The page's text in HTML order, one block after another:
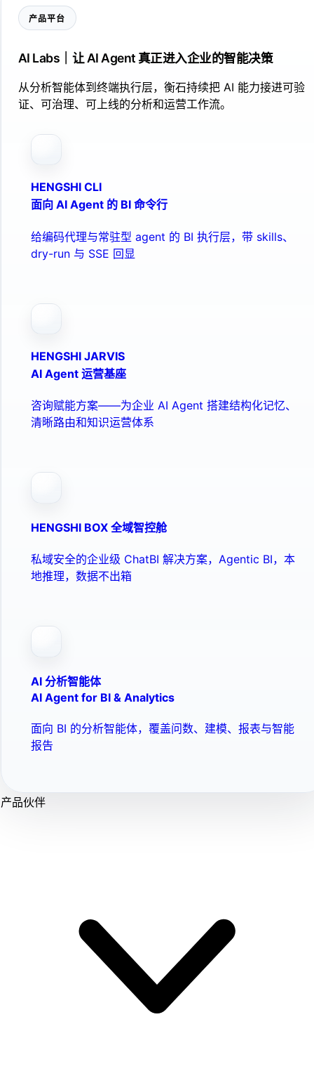
产品平台
AI Labs｜让 AI Agent 真正进入企业的智能决策
从分析智能体到终端执行层，衡石持续把 AI 能力接进可验
证、可治理、可上线的分析和运营工作流。
HENGSHI CLI
面向 AI Agent 的 BI 命令行
给编码代理与常驻型 agent 的 BI 执行层，带 skills、
dry-run 与 SSE 回显
HENGSHI JARVIS
AI Agent 运营基座
咨询赋能方案——为企业 AI Agent 搭建结构化记忆、
清晰路由和知识运营体系
HENGSHI BOX 全域智控舱
私域安全的企业级 ChatBI 解决方案，Agentic BI，本
地推理，数据不出箱
AI 分析智能体
AI Agent for BI & Analytics
面向 BI 的分析智能体，覆盖问数、建模、报表与智能
报告
产品伙伴